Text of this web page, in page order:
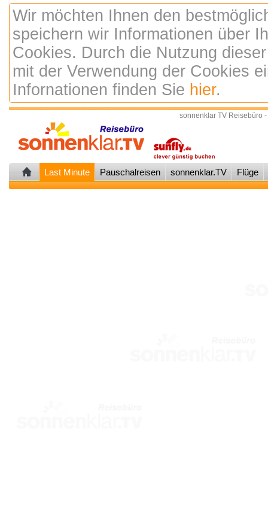
Wir möchten Ihnen den
speichern wir Informationen über
Cookies. Durch die Nutzung
mit der Verwendung der Cookies
Infornationen finden Sie hier.
sonnenklar TV Reisebüro
Last Minute Pauschalreisen sonnenklar.TV Flüge